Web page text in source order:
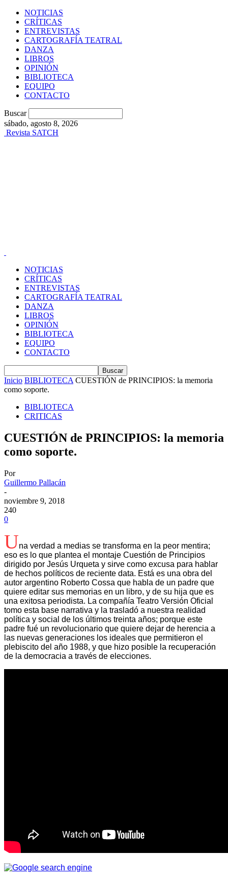
NOTICIAS
CRÍTICAS
ENTREVISTAS
CARTOGRAFÍA TEATRAL
DANZA
LIBROS
OPINIÓN
BIBLIOTECA
EQUIPO
CONTACTO
Buscar
sábado, agosto 8, 2026
Revista SATCH
NOTICIAS
CRÍTICAS
ENTREVISTAS
CARTOGRAFÍA TEATRAL
DANZA
LIBROS
OPINIÓN
BIBLIOTECA
EQUIPO
CONTACTO
Inicio BIBLIOTECA CUESTIÓN de PRINCIPIOS: la memoria
como soporte.
BIBLIOTECA
CRITICAS
CUESTIÓN de PRINCIPIOS: la memoria
como soporte.
Por
Guillermo Pallacán
-
noviembre 9, 2018
240
0
Una verdad a medias se transforma en la peor mentira;
eso es lo que plantea el montaje Cuestión de Principios
dirigido por Jesús Urqueta y sirve como excusa para hablar
de hechos políticos de reciente data. Está es una obra del
autor argentino Roberto Cossa que habla de un padre que
quiere editar sus memorias en un libro, y de su hija que es
una exitosa periodista. La compañía Teatro Versión Oficial
tomo esta base narrativa y la trasladó a nuestra realidad
política y social de los últimos treinta años; porque este
padre fué un revolucionario que quiere dejar de herencia a
las nuevas generaciones los ideales que permitieron el
plebiscito del año 1988, y que hizo posible la recuperación
de la democracia a través de elecciones.